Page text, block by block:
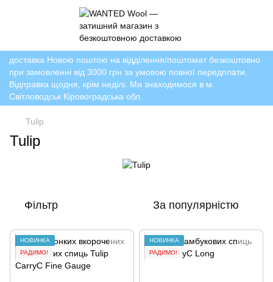
доставка Новою поштою на відділення/поштомат безкоштовно
при замовленні від 3000 грн за умовою повної передплати.
Відправка щодня, крім неділі. Ми знаходимося в м.
Світловодськ Кіровоградська обл.
Tulip
Tulip
Фільтр За популярністю
НОВИНКА
РАДИМО!
НОВИНКА
РАДИМО!